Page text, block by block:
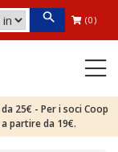
(0)
25€ - Per i soci Coop
partire da 19€.